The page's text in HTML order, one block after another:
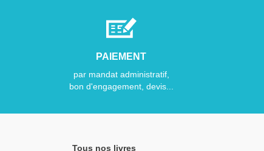
PAIEMENT
par mandat administratif,
bon d'engagement, devis...
Tous nos livres